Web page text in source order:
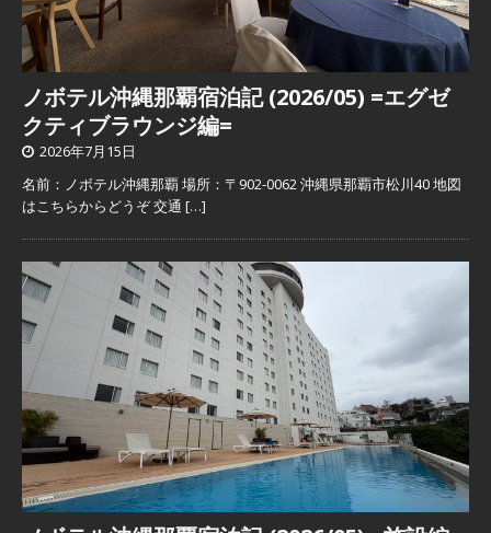
ノボテル沖縄那覇宿泊記 (2026/05) =エグゼ
クティブラウンジ編=
2026年7月15日
名前：ノボテル沖縄那覇 場所：〒902-0062 沖縄県那覇市松川40 地図
はこちらからどうぞ 交通 […]